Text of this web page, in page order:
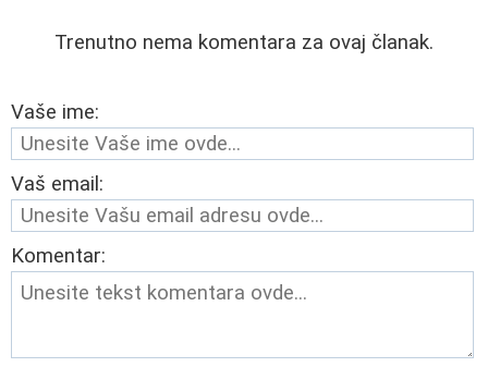
Trenutno nema komentara za ovaj članak.
Vaše ime:
Vaš email:
Komentar: